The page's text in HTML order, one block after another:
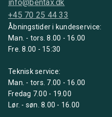
info@bentax.dk
+45 70 25 44 33
Åbningstider i kundeservice:
Man. - tors. 8.00 - 16.00
Fre. 8.00 - 15:30
Teknisk service:
Man. - tors. 7.00 - 16.00
Fredag 7.00 - 19.00
Lør. - søn. 8.00 - 16.00